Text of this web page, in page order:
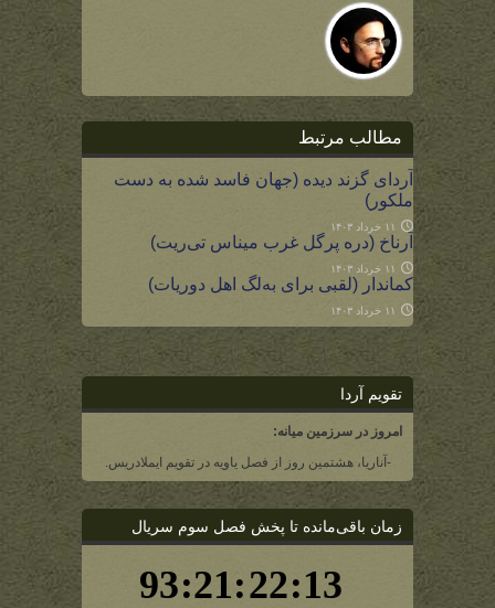
مطالب مرتبط
آردای گزند دیده (جهان فاسد شده به دست
ملکور)
۱۱ خرداد ۱۴۰۳
آرناخ (دره پرگل غرب میناس تی‌ریت)
۱۱ خرداد ۱۴۰۳
کماندار (لقبی برای به‌لگ اهل دوریات)
۱۱ خرداد ۱۴۰۳
تقویم آردا
امروز در سرزمین میانه:
-آناریا، هشتمین روز از فصل یاویه در تقویم ایملادریس.
زمان باقی‌مانده تا پخش فصل سوم سریال